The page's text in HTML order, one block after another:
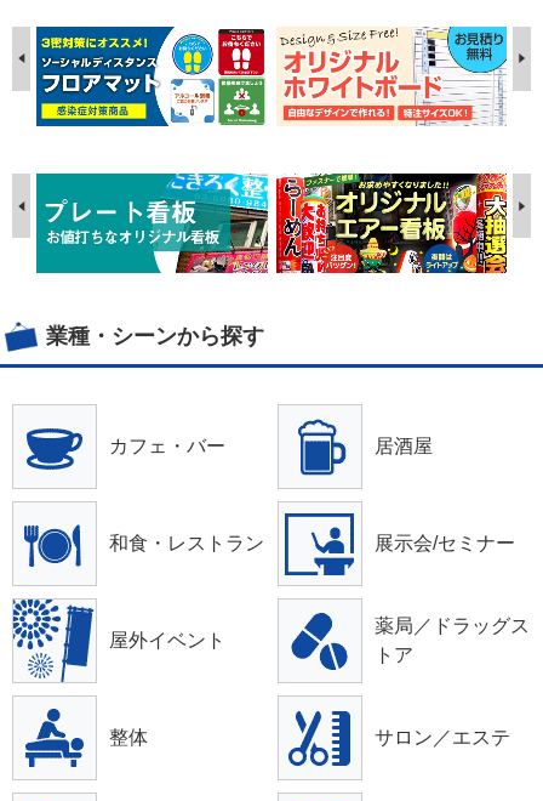
業種・シーンから探す
カフェ・バー 居酒屋
和食・レストラン 展示会/セミナー
屋外イベント
薬局／ドラッグス
トア
整体 サロン／エステ